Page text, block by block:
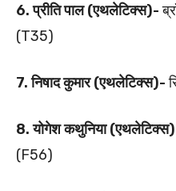
6. प्रीति पाल (एथलेटिक्स)-
(T35)
7. निषाद कुमार (एथलेटिक्स)-
8. योगेश कथुनिया
(F56)